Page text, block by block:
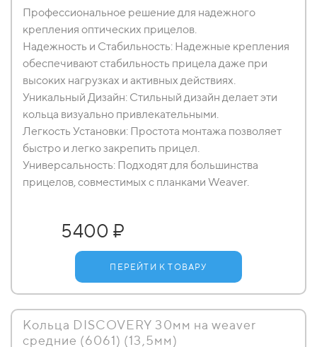
Профессиональное решение для надежного
крепления оптических прицелов.
Надежность и Стабильность: Надежные крепления
обеспечивают стабильность прицела даже при
высоких нагрузках и активных действиях.
Уникальный Дизайн: Стильный дизайн делает эти
кольца визуально привлекательными.
Легкость Установки: Простота монтажа позволяет
быстро и легко закрепить прицел.
Универсальность: Подходят для большинства
прицелов, совместимых с планками Weaver.
5400 ₽
ПЕРЕЙТИ К ТОВАРУ
Кольца DISCOVERY 30мм на weaver
средние (6061) (13,5мм)